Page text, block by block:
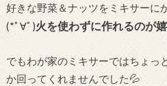
好きな野菜＆ナッツをミキサーに
(*ﾟ∀ﾟ)火を使わずに作れるのが
でもわが家のミキサーではちょっ
か回ってくれませんでした💦